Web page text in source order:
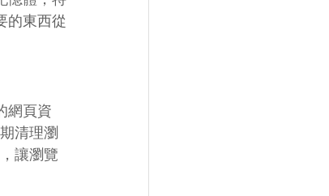
的東西從
網頁資
清理瀏
讓瀏覽